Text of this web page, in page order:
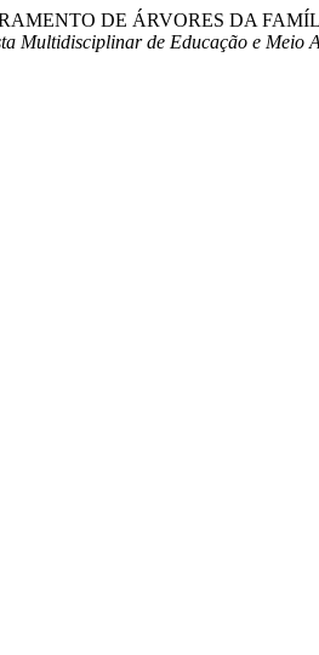
DE ÁRVORES DA
Multidisciplinar de Educação e Meio